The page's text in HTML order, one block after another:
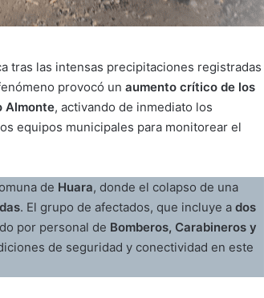
tras las intensas precipitaciones registradas
provocó un aumento crítico de los
Almonte, activando de inmediato los
equipos municipales para monitorear el
de Huara, donde el colapso de una
. El grupo de afectados, que incluye a dos
por personal de Bomberos, Carabineros y
de seguridad y conectividad en este